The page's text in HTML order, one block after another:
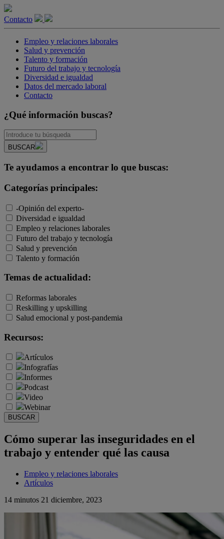
Contacto
Empleo y relaciones laborales
Salud y prevención
Talento y formación
Futuro del trabajo y tecnología
Diversidad e igualdad
Datos del mercado laboral
Contacto
¿Qué información buscas?
BUSCAR
Te ayudamos a encontrar lo que buscas:
Categorías principales:
-Opinión del experto-
Diversidad e igualdad
Empleo y relaciones laborales
Futuro del trabajo y tecnología
Salud y prevención
Talento y formación
Temas de actualidad:
Reformas laborales
Reskilling y upskilling
Salud emocional y post-pandemia
Recursos:
Artículos
Infografías
Informes
Podcast
Video
Webinar
BUSCAR
Cómo superar las inseguridades en el
trabajo y entender qué las causa
Empleo y relaciones laborales
Artículos
14 minutos 21 diciembre, 2023